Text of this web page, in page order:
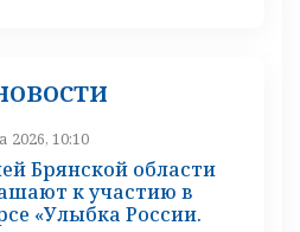
2026, 10:10
Брянской области
к участию в
«Улыбка России.